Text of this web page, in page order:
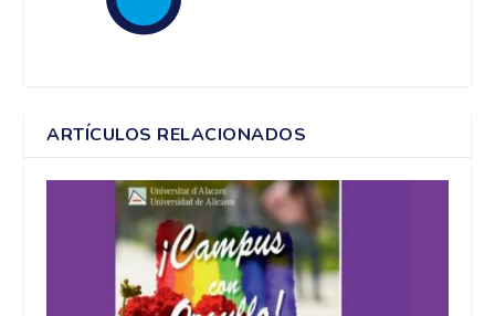
ARTÍCULOS RELACIONADOS